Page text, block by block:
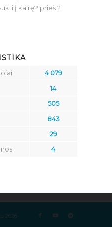
į kairę? prieš 2
4 079
14
505
843
29
4
2026